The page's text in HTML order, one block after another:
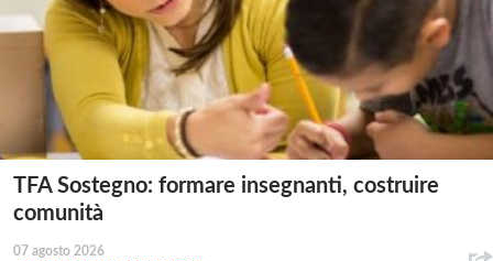
TFA Sostegno: formare insegnanti, costruire
comunità
07 agosto 2026